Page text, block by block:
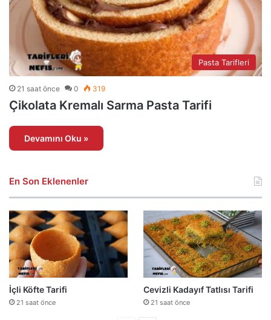
Pasta Tarifleri
21 saat önce 0 319
Çikolata Kremalı Sarma Pasta Tarifi
Devamını Oku »
En Son Eklenenler
İçli Köfte Tarifi
21 saat önce
Cevizli Kadayıf Tatlısı Tarifi
21 saat önce